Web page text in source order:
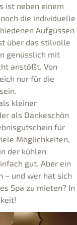
ist neben einem
die individuelle
Aufgüssen
über das stilvolle
genüsslich mit
anstößt. Von
nur für die
kleiner
als Dankeschön
für
Möglichkeiten,
der kühlen
gut. Aber ein
– und wer hat sich
Spa zu mieten? In